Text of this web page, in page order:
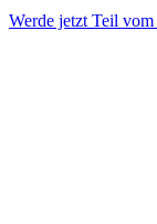
Werde jetzt Teil vom